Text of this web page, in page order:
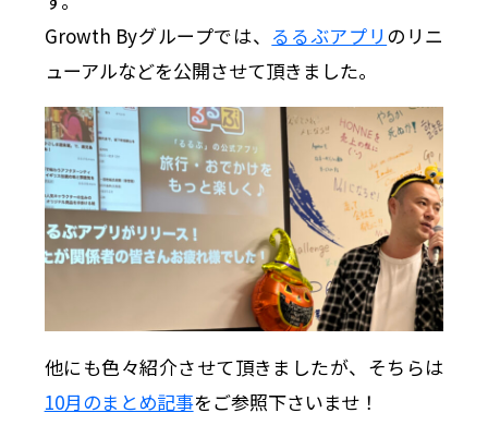
Growth Byグループでは、 るるぶアプリ のリニ
ューアルなどを公開させて頂きました。
他にも色々紹介させて頂きましたが、そちらは
10月のまとめ記事をご参照下さいませ！